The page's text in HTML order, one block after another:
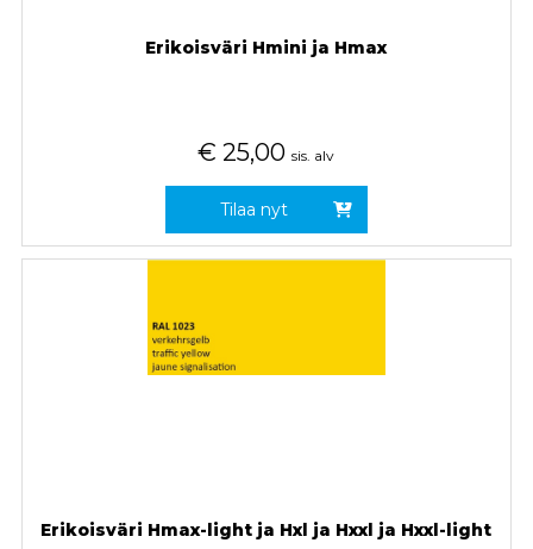
Erikoisväri Hmini ja Hmax
€ 25,00 sis. alv
Tilaa nyt
Erikoisväri Hmax-light ja Hxl ja Hxxl ja Hxxl-light